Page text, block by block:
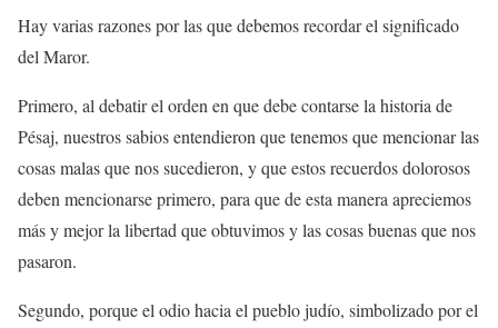
Hay varias razones por las que debemos recordar el significado
del Maror.
Primero, al debatir el orden en que debe contarse la historia de
Pésaj, nuestros sabios entendieron que tenemos que mencionar las
cosas malas que nos sucedieron, y que estos recuerdos dolorosos
deben mencionarse primero, para que de esta manera apreciemos
más y mejor la libertad que obtuvimos y las cosas buenas que nos
pasaron.
Segundo, porque el odio hacia el pueblo judío, simbolizado por el